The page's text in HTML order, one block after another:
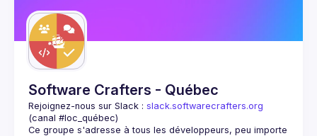
Software Crafters - Québec
Rejoignez-nous sur Slack : slack.softwarecrafters.org
(canal #loc_québec)
Ce groupe s'adresse à tous les développeurs, peu importe